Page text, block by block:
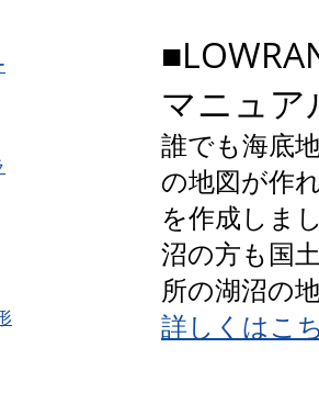
マニュ
誰でも海底
の地図が作
を作成しま
沼の方も国
所の湖沼の
詳しくはこ